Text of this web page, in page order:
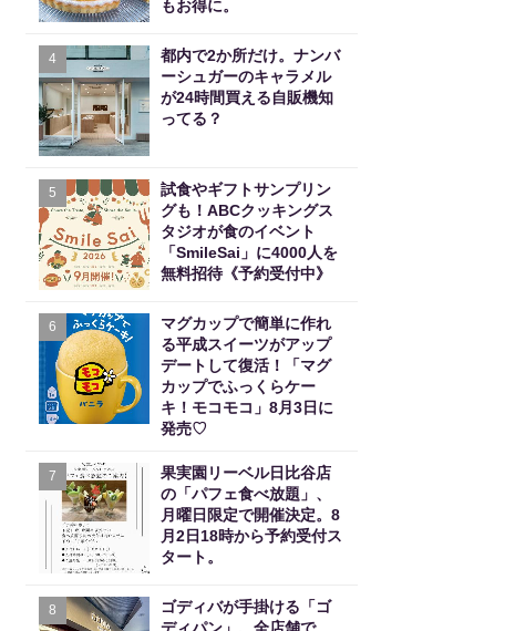
もお得に。
4
都内で2か所だけ。ナンバ
ーシュガーのキャラメル
が24時間買える自販機知
ってる？
5
試食やギフトサンプリン
グも！ABCクッキングス
タジオが食のイベント
「SmileSai」に4000人を
無料招待《予約受付中》
6
マグカップで簡単に作れ
る平成スイーツがアップ
デートして復活！「マグ
カップでふっくらケー
キ！モコモコ」8月3日に
発売♡
7
果実園リーベル日比谷店
の「パフェ食べ放題」、
月曜日限定で開催決定。8
月2日18時から予約受付ス
タート。
8
ゴディバが手掛ける「ゴ